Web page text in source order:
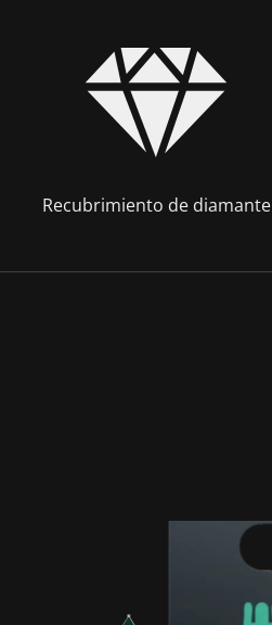
Recubrimiento de diamante